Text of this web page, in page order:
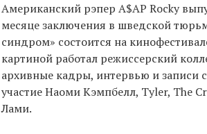
Американский рэпер A$AP Rocky
месяце заключения в шведской
синдром» состоится на
картиной работал режиссерский
архивные кадры, интервью и записи
участие Наоми Кэмпбелл, Tyler, The
Лами.